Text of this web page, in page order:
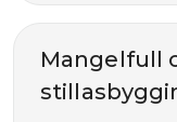
Mangelfull